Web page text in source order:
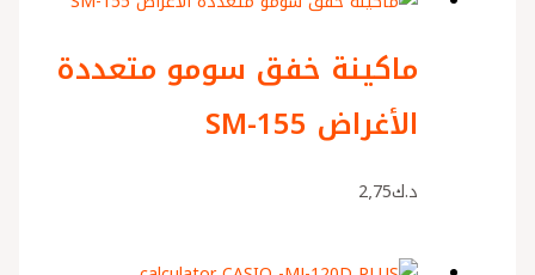
ماكينة خفق سومو متعددة
الأغراض SM-155
د.ك2٫75